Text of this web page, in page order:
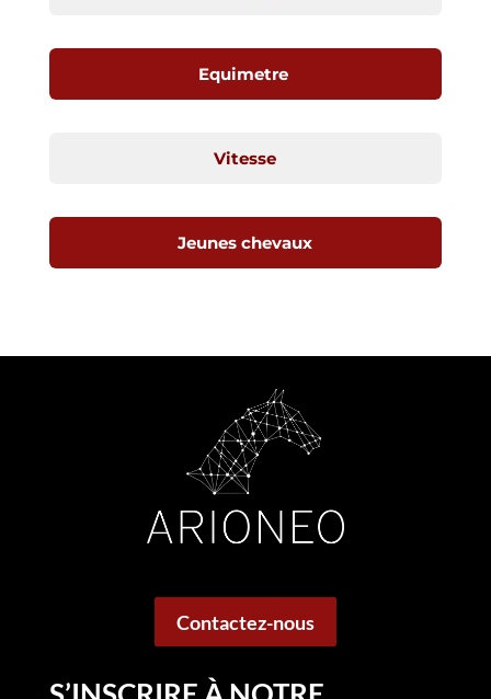
Equimetre
Vitesse
Jeunes chevaux
Contactez-nous